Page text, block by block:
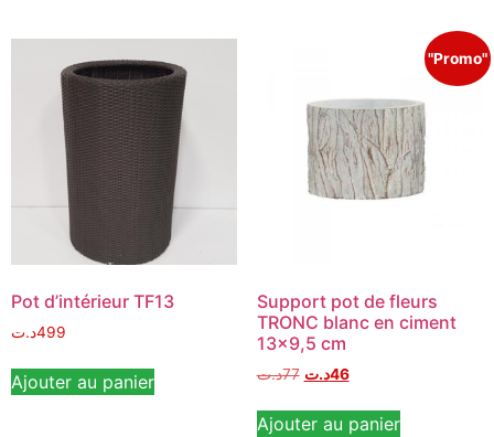
Pot d’intérieur TF13
499د.ت
Ajouter au panier
"Promo"
Support pot de fleurs
TRONC blanc en ciment
13×9,5 cm
77د.ت 46د.ت
Ajouter au panier